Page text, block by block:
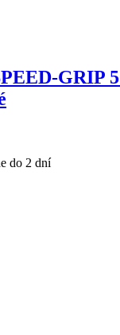
GRIP 5
do 2 dní